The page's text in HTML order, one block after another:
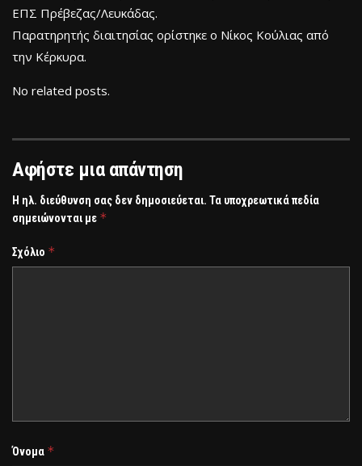
ΕΠΣ Πρέβεζας/Λευκάδας.
Παρατηρητής διαιτησίας ορίστηκε ο Νίκος Κούλιας από
την Κέρκυρα.
No related posts.
Αφήστε μια απάντηση
Η ηλ. διεύθυνση σας δεν δημοσιεύεται. Τα υποχρεωτικά πεδία
σημειώνονται με *
Σχόλιο *
Όνομα *